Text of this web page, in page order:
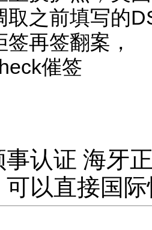
取之前填写的
再签翻案，
催签
认证 海牙
以直接国